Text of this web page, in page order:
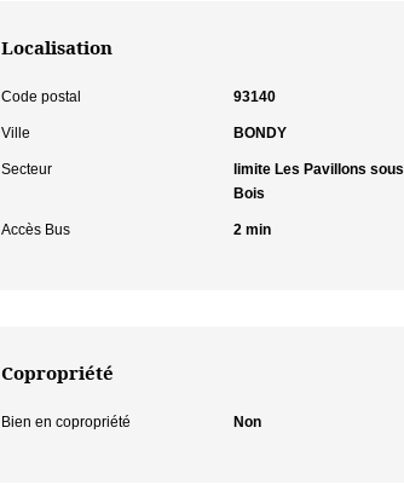
Localisation
Code postal 93140
Ville BONDY
Secteur
limite Les Pavillons sous
Bois
Accès Bus 2 min
Copropriété
Bien en copropriété Non